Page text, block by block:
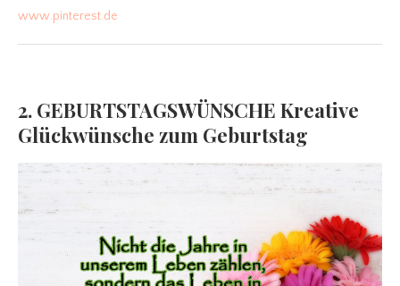
www.pinterest.de
2. GEBURTSTAGSWÜNSCHE Kreative
Glückwünsche zum Geburtstag